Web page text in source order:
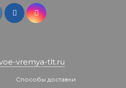
vremya-tlt.ru
Способы доставки